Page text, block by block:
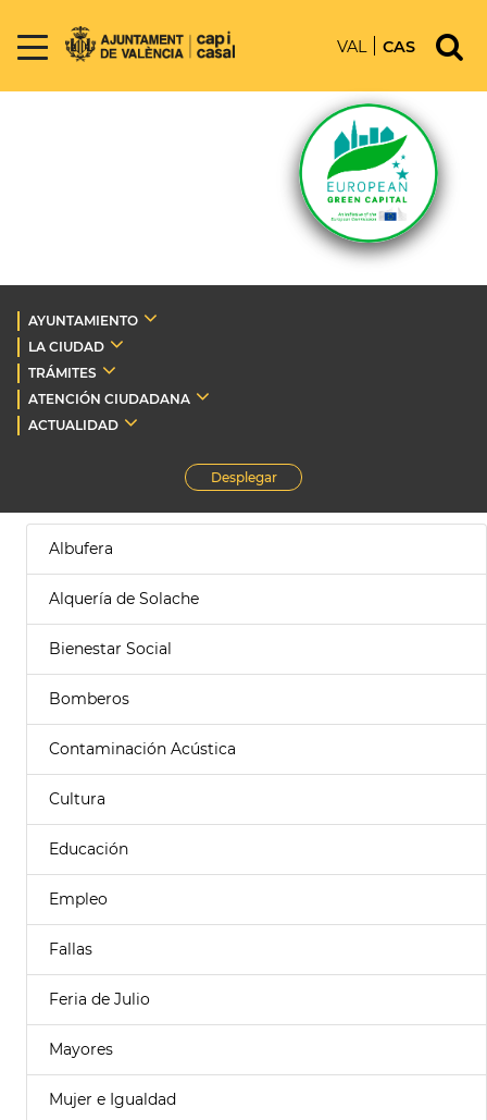
VAL CAS
AYUNTAMIENTO
LA CIUDAD
TRÁMITES
ATENCIÓN CIUDADANA
ACTUALIDAD
Desplegar
Albufera
Alquería de Solache
Bienestar Social
Bomberos
Contaminación Acústica
Cultura
Educación
Empleo
Fallas
Feria de Julio
Mayores
Mujer e Igualdad